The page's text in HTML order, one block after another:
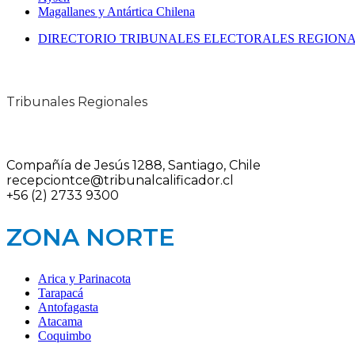
Magallanes y Antártica Chilena
DIRECTORIO TRIBUNALES ELECTORALES
Tribunales Regionales
Compañía de Jesús 1288, Santiago, Chile
recepciontce@tribunalcalificador.cl
+56 (2) 2733 9300
ZONA NORTE
Arica y Parinacota
Tarapacá
Antofagasta
Atacama
Coquimbo